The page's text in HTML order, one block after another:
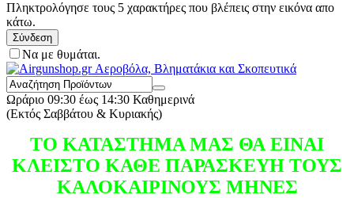
Πληκτρολόγησε τους 5 χαρακτήρες που βλέπεις στην εικόνα απο
κάτω.
Σύνδεση
Να με θυμάται.
Ωράριο 09:30 έως 14:30 Καθημερινά
(Εκτός Σαββάτου & Κυριακής)
ΤΟ ΚΑΤΑΣΤΗΜΑ ΜΑΣ ΘΑ ΕΙΝΑΙ
ΚΛΕΙΣΤΟ ΚΑΘΕ ΠΑΡΑΣΚΕΥΗ ΤΟΥΣ
ΚΑΛΟΚΑΙΡΙΝΟΥΣ ΜΗΝΕΣ